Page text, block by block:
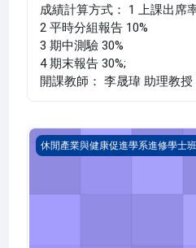
成績計算方式： 1 上課出席
2 平時分組報告 10%
3 期中測驗 30%
4 期末報告 30%;
開課教師： 李晟瑋 助理教授
體能檢測
休閒產業與健康促進學系進修學士